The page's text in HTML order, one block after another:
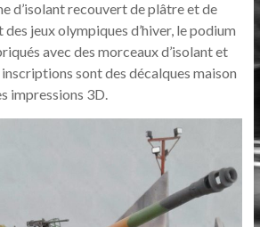
d’isolant recouvert de plâtre et de
jeux olympiques d’hiver, le podium
avec des morceaux d’isolant et
sont des décalques maison
impressions 3D.